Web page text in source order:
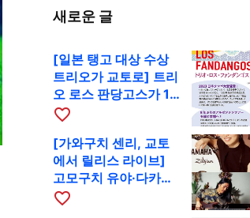
새로운 글
[일본 탱고 대상 수상
트리오가 교토로] 트리
오 로스 판당고스가 10
월 9일 RAG에서 공연
favorite_border
[가와구치 센리, 교토
에서 릴리스 라이브]
고모구치 유야·다카하
시 요시키·도모다 준과
favorite_border